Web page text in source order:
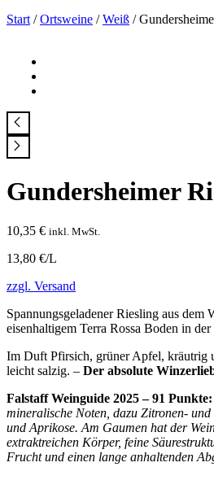
Start/Ortsweine /Weiß /
Gundersheimer
10,35 € inkl. MwSt.
13,80 €/L
zzgl. Versand
Spannungsgeladener Riesling aus dem
eisenhaltigem Terra Rossa Boden in
Im Duft Pfirsich, grüner Apfel, kräutrig
leicht salzig. – Der absolute
Falstaff Weinguide 2025 – 91 Punkte:
mineralische Noten, dazu Zitronen-
und Aprikose. Am Gaumen hat der
extraktreichen Körper, feine
Frucht und einen lange anhaltenden